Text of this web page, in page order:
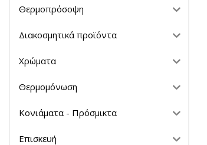
Θερμοπρόσοψη
Διακοσμητικά προϊόντα
Χρώματα
Θερμομόνωση
Κονιάματα - Πρόσμικτα
Επισκευή